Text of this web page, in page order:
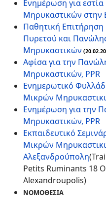
Ενημέρωση για
Μηρυκαστικών στην
Παθητική
Πυρετού και
Μηρυκαστικών
Αφίσα για την
Μηρυκαστικών, PPR
Ενημερωτικό
Μικρών
Ενημέρωση για την
Μηρυκαστικών, PPR
Εκπαιδευτικό
Μικρών
Αλεξανδρούπολη
Petits Ruminants 18
Alexandroupolis)
ΝΟΜΟΘΕΣΙΑ